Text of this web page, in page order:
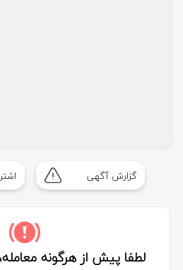
گزارش آگهی
لطفا پیش از هرگونه